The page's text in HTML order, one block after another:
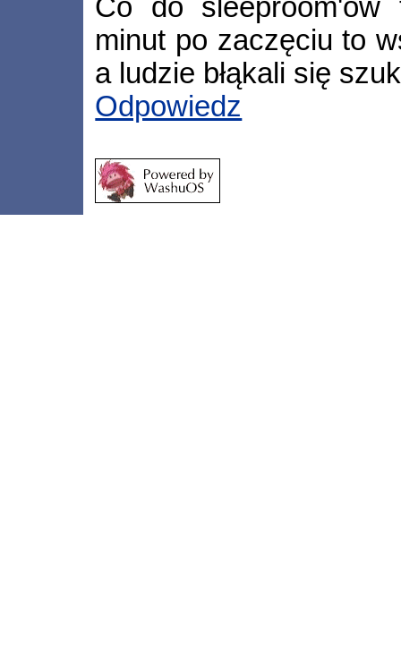
Co do sleeproom'ów
minut po zaczęciu to
a ludzie błąkali się
Odpowiedz